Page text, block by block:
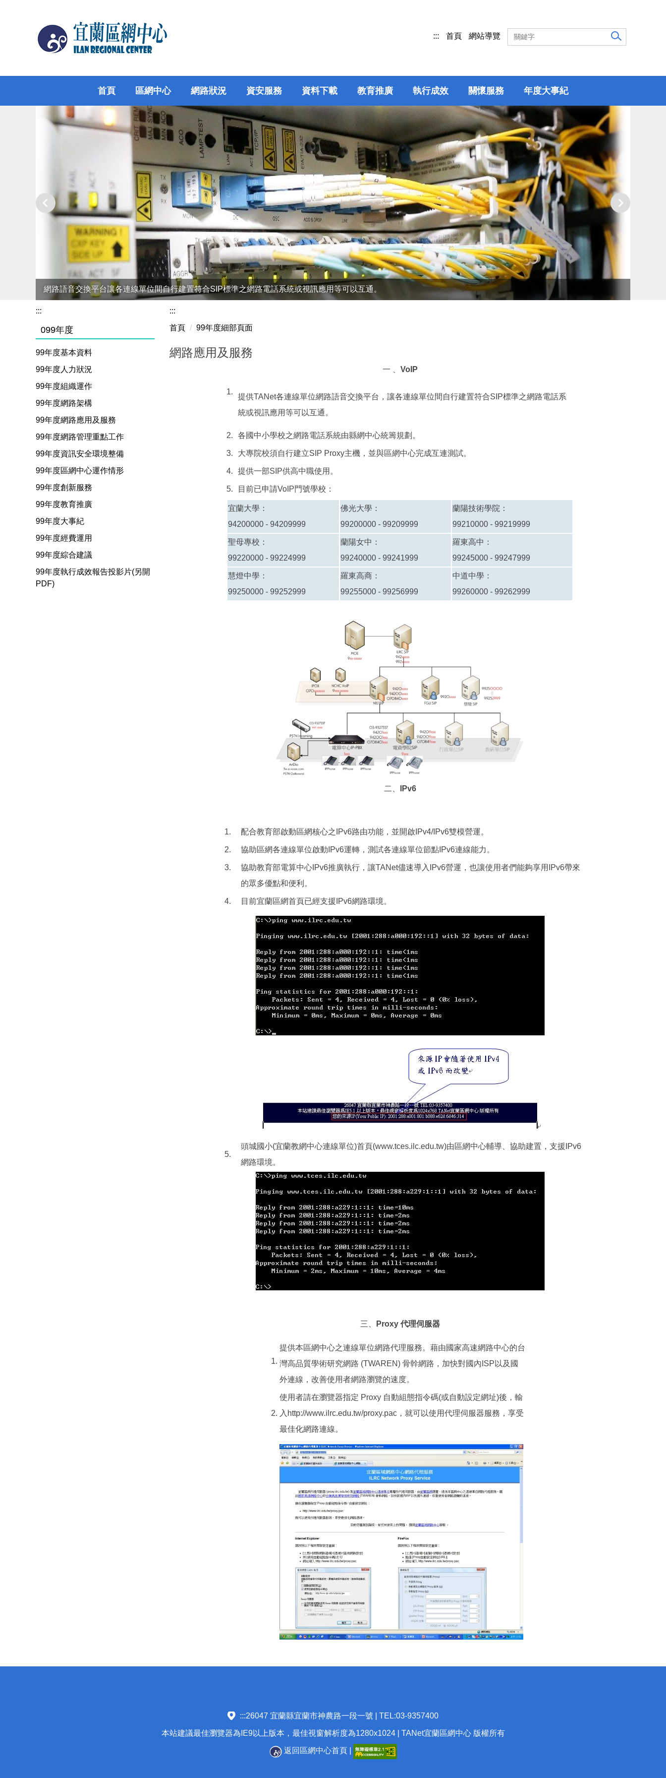
::: 首頁 網站導覽
首頁 區網中心 網路狀況 資安服務 資料下載 教育推廣 執行成效 關懷服務 年度大事紀
網路語音交換平台讓各連線單位間自行建置符合SIP標準之網路電話系統或視訊應用等可以互通。
:::
099年度
99年度基本資料
99年度人力狀況
99年度組織運作
99年度網路架構
99年度網路應用及服務
99年度網路管理重點工作
99年度資訊安全環境整備
99年度區網中心運作情形
99年度創新服務
99年度教育推廣
99年度大事紀
99年度經費運用
99年度綜合建議
99年度執行成效報告投影片(另開
PDF)
:::
首頁
99年度細部頁面
網路應用及服務
一 、 VoIP
1.
提供TANet各連線單位網路語音交換平台，讓各連線單位間自行建置符合SIP標準之網路電話系
統或視訊應用等可以互通。
2. 各國中小學校之網路電話系統由縣網中心統籌規劃。
3. 大專院校須自行建立SIP Proxy主機，並與區網中心完成互連測試。
4. 提供一部SIP供高中職使用。
5. 目前已申請VoIP門號學校：
宜蘭大學：
94200000 - 94209999
佛光大學：
99200000 - 99209999
蘭陽技術學院：
99210000 - 99219999
聖母專校：
99220000 - 99224999
蘭陽女中：
99240000 - 99241999
羅東高中：
99245000 - 99247999
慧燈中學：
99250000 - 99252999
羅東高商：
99255000 - 99256999
中道中學：
99260000 - 99262999
二、 IPv6
1. 配合教育部啟動區網核心之IPv6路由功能，並開啟IPv4/IPv6雙模營運。
2. 協助區網各連線單位啟動IPv6運轉，測試各連線單位節點IPv6連線能力。
3.
協助教育部電算中心IPv6推廣執行，讓TANet儘速導入IPv6營運，也讓使用者們能夠享用IPv6帶來
的眾多優點和便利。
4. 目前宜蘭區網首頁已經支援IPv6網路環境。
5.
頭城國小(宜蘭教網中心連線單位)首頁(www.tces.ilc.edu.tw)由區網中心輔導、協助建置，支援IPv6
網路環境。
三、 Proxy 代理伺服器
1.
提供本區網中心之連線單位網路代理服務。藉由國家高速網路中心的台
灣高品質學術研究網路 (TWAREN) 骨幹網路，加快對國內ISP以及國
外連線，改善使用者網路瀏覽的速度。
2.
使用者請在瀏覽器指定 Proxy 自動組態指令碼(或自動設定網址)後，輸
入http://www.ilrc.edu.tw/proxy.pac，就可以使用代理伺服器服務，享受
最佳化網路連線。
:::26047 宜蘭縣宜蘭市神農路一段一號 | TEL:03-9357400
本站建議最佳瀏覽器為IE9以上版本，最佳視窗解析度為1280x1024 | TANet宜蘭區網中心 版權所有
返回區網中心首頁